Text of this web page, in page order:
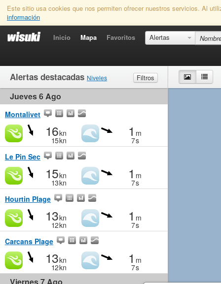
Este sitio usa cookies que nos permiten ofrecer nuestros servicios. Al
información
Inicio Mapa Favoritos Alertas
Alertas destacadas Niveles
Filtros
Viento
Olas
Jueves 6 Ago
Montalivet
16kn
15kn
1 m
7s
Le Pin Sec
15kn
13kn
1 m
7s
Hourtin Plage
13kn
12kn
1 m
7s
Carcans Plage
13kn
12kn
1 m
7s
Mapa